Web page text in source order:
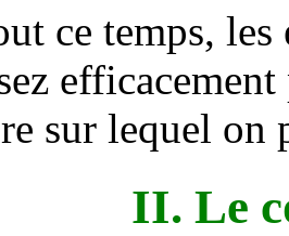
ce temps,
sur lequel on
II. Le